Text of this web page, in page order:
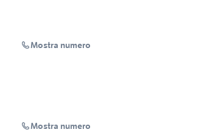
Mostra numero
Mostra numero